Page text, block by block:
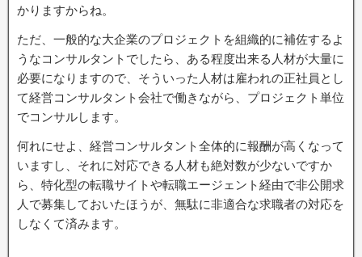
かりますからね。
ただ、一般的な大企業のプロジェクトを組織的に補佐するよ
うなコンサルタントでしたら、ある程度出来る人材が大量に
必要になりますので、そういった人材は雇われの正社員とし
て経営コンサルタント会社で働きながら、プロジェクト単位
でコンサルします。
何れにせよ、経営コンサルタント全体的に報酬が高くなって
いますし、それに対応できる人材も絶対数が少ないですか
ら、特化型の転職サイトや転職エージェント経由で非公開求
人で募集しておいたほうが、無駄に非適合な求職者の対応を
しなくて済みます。